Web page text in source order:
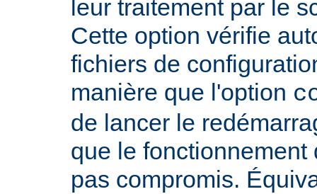
leur traitement par le
Cette option vérifie
fichiers de
manière que l'option
de lancer le
que le fonctionnement
pas compromis.